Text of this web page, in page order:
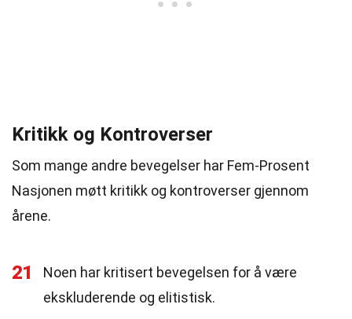
Kritikk og Kontroverser
Som mange andre bevegelser har Fem-Prosent
Nasjonen møtt kritikk og kontroverser gjennom
årene.
21
Noen har kritisert bevegelsen for å være
ekskluderende og elitistisk.